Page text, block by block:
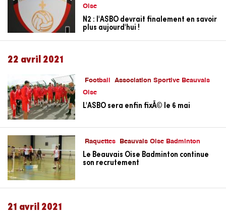
Oise
N2 : l'ASBO devrait finalement en savoir
plus aujourd'hui !
22 avril 2021
Football
Association Sportive Beauvais
Oise
L'ASBO sera enfin fixÃ© le 6 mai
Raquettes Beauvais Oise Badminton
Le Beauvais Oise Badminton continue
son recrutement
21 avril 2021